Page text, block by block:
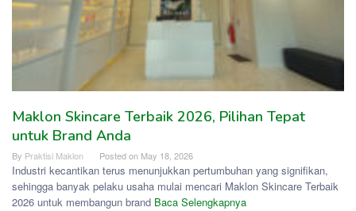
Maklon Skincare Terbaik 2026, Pilihan Tepat
untuk Brand Anda
By Praktisi Maklon Posted on May 18, 2026
Industri kecantikan terus menunjukkan pertumbuhan yang signifikan,
sehingga banyak pelaku usaha mulai mencari Maklon Skincare Terbaik
2026 untuk membangun brand Baca Selengkapnya